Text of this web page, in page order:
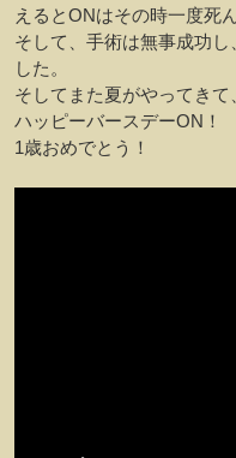
えるとONはその時一度死
そして、手術は無事成功
した。
そしてまた夏がやってき
ハッピーバースデーON！
1歳おめでとう！